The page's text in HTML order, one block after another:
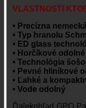
VLASTNOSTI
• Precízna
• Typ hranolu
• ED glass
• Horčíkové
• Technológia
• Pevné hliníkové
• Ľahké a
• Vode odolný